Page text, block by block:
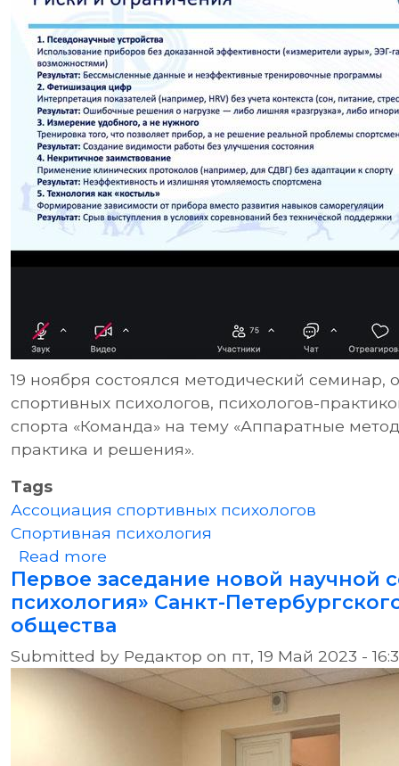
19 ноября состоялся методический
спортивных психологов, психологов-
спорта «Команда» на тему «Аппаратные
практика и решения».
Tags
Ассоциация спортивных психологов
Спортивная психология
Read moreabout Аппаратные методы в
Первое заседание новой научной
психология» Санкт-
общества
Submitted by Редактор on пт, 19 Май 2023 -